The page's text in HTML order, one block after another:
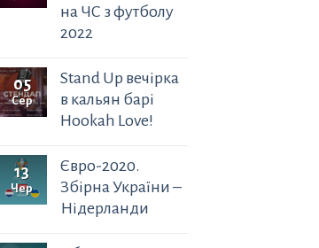
на ЧС з футболу
2022
05
Сер
Stand Up вечірка
в кальян барі
Hookah Love!
13
Чер
Євро-2020.
Збірна України –
Нідерланди